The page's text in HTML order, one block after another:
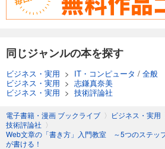
同じジャンルの本を探す
ビジネス・実用 > IT・コンピュータ / 全般
ビジネス・実用 > 志鎌真奈美
ビジネス・実用 > 技術評論社
電子書籍・漫画 ブックライブ 〉 ビジネス・実用
技術評論社 〉
Web文章の「書き方」入門教室 ～5つのステッ
が書ける！